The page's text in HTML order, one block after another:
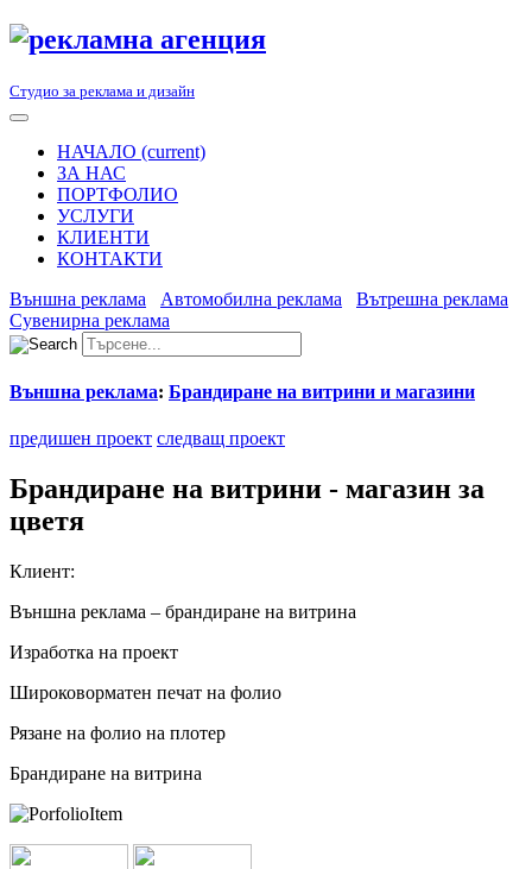
Студио за реклама и дизайн
НАЧАЛО (current)
ЗА НАС
ПОРТФОЛИО
УСЛУГИ
КЛИЕНТИ
КОНТАКТИ
Външна реклама
Автомобилна реклама
Вътрешна реклама
Сувенирна реклама
Външна реклама: Брандиране на витрини и магазини
предишен проект следващ проект
Брандиране на витрини - магазин за
цветя
Клиент:
Външна реклама – брандиране на витрина
Изработка на проект
Широковорматен печат на фолио
Рязане на фолио на плотер
Брандиране на витрина